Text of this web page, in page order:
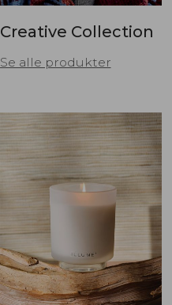
Creative Collection
Se alle produkter